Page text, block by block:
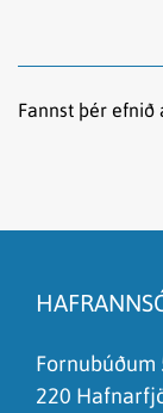
Fannst þér
Það er of
Ég skil ekki
Fornubúðum
220